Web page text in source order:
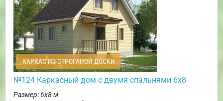
КАРКАС ИЗ СТРОГАНОЙ ДОСКИ
№124 Каркасный дом с двумя спальнями 6х8
Размер: 6х8 м